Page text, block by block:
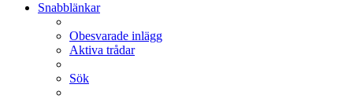
Snabblänkar
Obesvarade inlägg
Aktiva trådar
Sök